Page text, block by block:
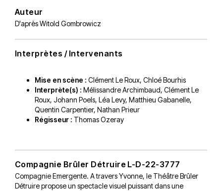
Auteur
D'aprèsWitold Gombrowicz
Interprètes / Intervenants
Mise en scène : Clément Le Roux, Chloé Bourhis
Interprète(s) : Mélissandre Archimbaud, Clément Le
Roux, Johann Poels, Léa Levy, Matthieu Gabanelle,
Quentin Carpentier, Nathan Prieur
Régisseur : Thomas Ozeray
Compagnie Brûler Détruire L-D-22-3777
Compagnie Emergente. A travers Yvonne, le Théâtre Brûler
Détruire propose un spectacle visuel puissant dans une